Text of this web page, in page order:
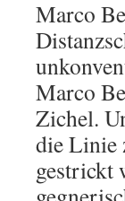
Marco
Marco
Zichel.
die Linie
gestrickt